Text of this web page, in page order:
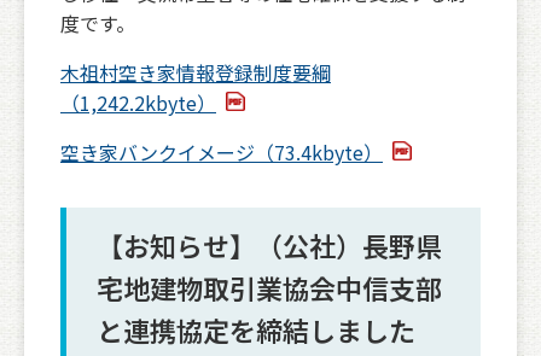
度です。
木祖村空き家情報登録制度要綱
（1,242.2kbyte）
空き家バンクイメージ（73.4kbyte）
【お知らせ】（公社）長野県
宅地建物取引業協会中信支部
と連携協定を締結しました